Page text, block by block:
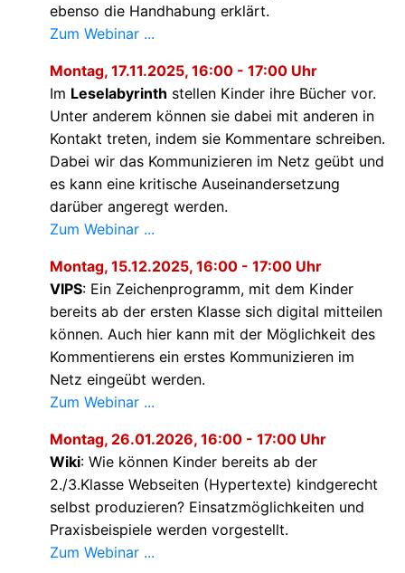
ebenso die Handhabung erklärt.
Zum Webinar ...
Montag, 17.11.2025, 16:00 - 17:00 Uhr
Im Leselabyrinth stellen Kinder ihre Bücher vor.
Unter anderem können sie dabei mit anderen in
Kontakt treten, indem sie Kommentare schreiben.
Dabei wir das Kommunizieren im Netz geübt und
es kann eine kritische Auseinandersetzung
darüber angeregt werden.
Zum Webinar ...
Montag, 15.12.2025, 16:00 - 17:00 Uhr
VIPS: Ein Zeichenprogramm, mit dem Kinder
bereits ab der ersten Klasse sich digital mitteilen
können. Auch hier kann mit der Möglichkeit des
Kommentierens ein erstes Kommunizieren im
Netz eingeübt werden.
Zum Webinar ...
Montag, 26.01.2026, 16:00 - 17:00 Uhr
Wiki: Wie können Kinder bereits ab der
2./3.Klasse Webseiten (Hypertexte) kindgerecht
selbst produzieren? Einsatzmöglichkeiten und
Praxisbeispiele werden vorgestellt.
Zum Webinar ...